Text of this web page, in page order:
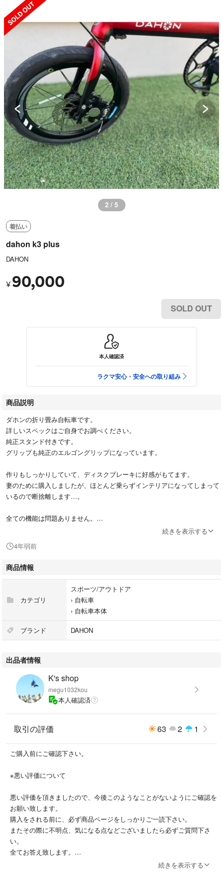
3 / 5
着払い
dahon k3 plus
DAHON
¥ 90,000
SOLD OUT
本人確認済
ラクマ安心・安全への取り組み
商品説明
ダホンの折り畳み自転車です。
詳しいスペックはご自身でお調べください。
純正スタンド付きです。
グリップも純正のエルゴングリップになっています。
作りもしっかりしていて、ディスクブレーキに好感がもてます。
妻のために購入しましたが、ほとんど乗らずインテリアになってしまって
いるので断捨離します…。
全ての機能は問題ありません。
梱包は素人ですが、出来るだけ小さくして発送したいと思います。
発送も売れた週の週末となります。ご了承ください。
検索
khs
ミニベロ
折畳み
輪行
続きを表示する
4年弱前
商品情報
カテゴリ
スポーツ/アウトドア
› 自転車
› 自転車本体
ブランド DAHON
出品者情報
K's shop
megu1032kou
本人確認済
取引の評価 63 2 1
ご購入前にご確認下さい。
※悪い評価について
悪い評価を頂きましたので、今後このようなことがないようにご確認を
お願い致します。
購入をされる前に、必ず商品ページをしっかりご一読下さい。
またその際に不明点、気になる点などございましたら必ずご質問下さ
い。
全てお答え致します。
購入後に、そちらのイメージや思い込みと違う場合に文句を言われまし
続きを表示する